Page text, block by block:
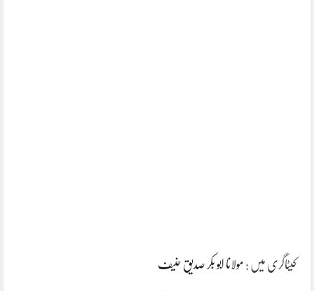
کیٹاگری میں : مولانا ابو بکر صدیق حنیف